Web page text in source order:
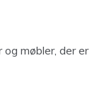
møbler, der er